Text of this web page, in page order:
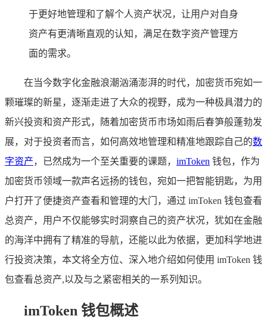
于更好地管理和了解个人资产状况，让用户对自身
资产有更清晰直观的认知，满足在数字资产管理方
面的需求。
在当今数字化金融浪潮汹涌澎湃的时代，加密货币宛如一
颗璀璨的新星，逐渐走进了大众的视野，成为一种极具潜力的
新兴投资和资产形式，随着加密货币市场如雨后春笋般蓬勃发
展，对于投资者而言，如何高效地管理和精准地跟踪自己的数
字资产，已然成为一个至关重要的课题， imToken 钱包，作为
加密货币领域一款声名远扬的钱包，宛如一把智能钥匙，为用
户打开了便捷资产查看和管理的大门，通过 imToken 钱包查看
总资产，用户不仅能够实时洞察自己的资产状况，犹如在金融
的海洋中拥有了精准的导航，还能以此为依据，更加科学地进
行投资决策，本文将全方位、深入地介绍如何使用 imToken 钱
包查看总资产,以及与之紧密相关的一系列知识。
imToken 钱包概述